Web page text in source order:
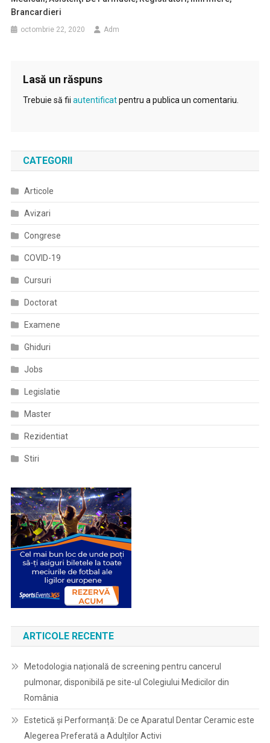
Brancardieri
octombrie 22, 2020 Adm
Lasă un răspuns
Trebuie să fii autentificatpentru a publica un comentariu.
CATEGORII
Articole
Avizari
Congrese
COVID-19
Cursuri
Doctorat
Examene
Ghiduri
Jobs
Legislatie
Master
Rezidentiat
Stiri
ARTICOLE RECENTE
Metodologia națională de screening pentru cancerul
pulmonar, disponibilă pe site-ul Colegiului Medicilor din
România
Estetică și Performanță: De ce Aparatul Dentar Ceramic este
Alegerea Preferată a Adulților Activi